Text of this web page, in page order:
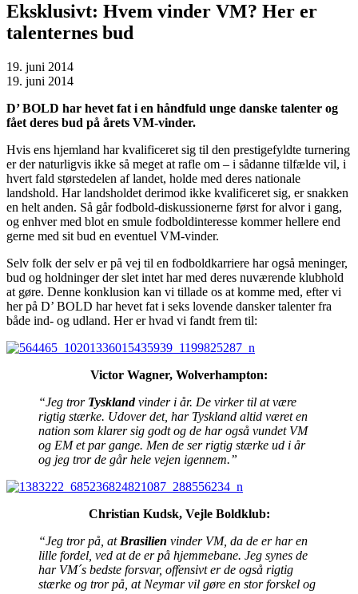
Eksklusivt: Hvem vinder VM? Her er
talenternes bud
19. juni 2014
19. juni 2014
D’ BOLD har hevet fat i en håndfuld unge danske talenter og
fået deres bud på årets VM-vinder.
Hvis ens hjemland har kvalificeret sig til den prestigefyldte turnering
er der naturligvis ikke så meget at rafle om – i sådanne tilfælde vil, i
hvert fald størstedelen af landet, holde med deres nationale
landshold. Har landsholdet derimod ikke kvalificeret sig, er snakken
en helt anden. Så går fodbold-diskussionerne først for alvor i gang,
og enhver med blot en smule fodboldinteresse kommer hellere end
gerne med sit bud en eventuel VM-vinder.
Selv folk der selv er på vej til en fodboldkarriere har også meninger,
bud og holdninger der slet intet har med deres nuværende klubhold
at gøre. Denne konklusion kan vi tillade os at komme med, efter vi
her på D’ BOLD har hevet fat i seks lovende dansker talenter fra
både ind- og udland. Her er hvad vi fandt frem til:
Victor Wagner, Wolverhampton:
“Jeg tror Tysklandvinder i år. De virker til at være
rigtig stærke. Udover det, har Tyskland altid været en
nation som klarer sig godt og de har også vundet VM
og EM et par gange. Men de ser rigtig stærke ud i år
og jeg tror de går hele vejen igennem.”
Christian Kudsk, Vejle Boldklub:
“Jeg tror på, at Brasilien vinder VM, da de er har en
lille fordel, ved at de er på hjemmebane. Jeg synes de
har VM´s bedste forsvar, offensivt er de også rigtig
stærke og tror på, at Neymar vil gøre en stor forskel og